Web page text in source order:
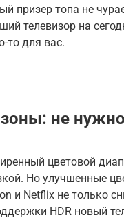
призер топа не
телевизор на
то для вас.
не
цветовой
Но улучшенные
и Netflix не только
HDR новый